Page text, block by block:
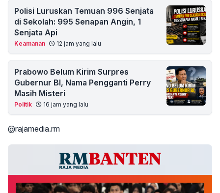
Polisi Luruskan Temuan 996 Senjata
di Sekolah: 995 Senapan Angin, 1
Senjata Api
Keamanan 12 jam yang lalu
Prabowo Belum Kirim Surpres
Gubernur BI, Nama Pengganti Perry
Masih Misteri
Politik 16 jam yang lalu
@rajamedia.rm